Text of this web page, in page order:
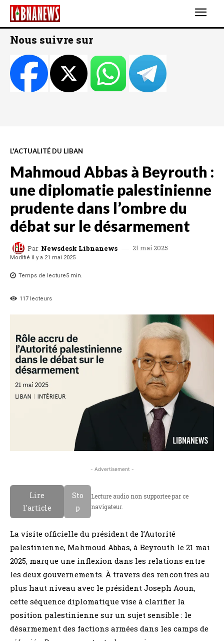
Nous suivre sur
L'ACTUALITÉ DU LIBAN
Mahmoud Abbas à Beyrouth :
une diplomatie palestinienne
prudente dans l’ombre du
débat sur le désarmement
Par Newsdesk Libnanews 21 mai 2025
Modifié il y a 21 mai 2025
Temps de lecture5 min.
117 lecteurs
- Advertisement -
Lire
l'article
Sto
p
Lecture audio non supportee par ce
navigateur.
La visite officielle du président de l’Autorité
palestinienne, Mahmoud Abbas, à Beyrouth le 21 mai
2025, marque une inflexion dans les relations entre
les deux gouvernements. À travers des rencontres au
plus haut niveau avec le président Joseph Aoun,
cette séquence diplomatique vise à clarifier la
position palestinienne sur un sujet sensible : le
désarmement des factions armées dans les camps de